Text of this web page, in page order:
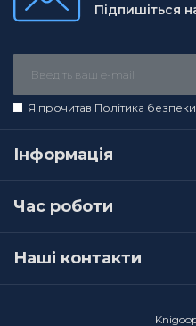
Підпишіться
Я прочитав Політика безпеки
Інформація
Час роботи
Наші контакти